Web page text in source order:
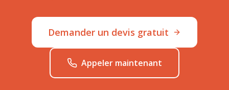
Demander un devis gratuit
Appeler maintenant